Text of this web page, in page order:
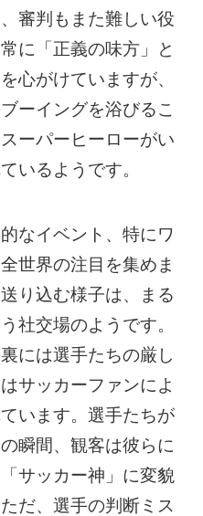
審判もまた難しい役
に「正義の味方」と
心がけていますが、
ーイングを浴びるこ
ーパーヒーローがい
いるようです。
なイベント、特にワ
世界の注目を集めま
り込む様子は、まる
社交場のようです。
には選手たちの厳し
サッカーファンによ
います。選手たちが
瞬間、観客は彼らに
サッカー神」に変貌
だ、選手の判断ミス